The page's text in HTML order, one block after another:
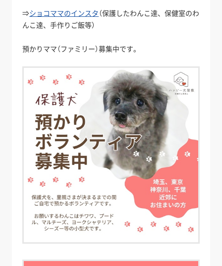
⇒ショコママのインスタ （保護したわんこ達、保健室のわ
んこ達、手作りご飯等）
預かりママ（ファミリー）募集中です。